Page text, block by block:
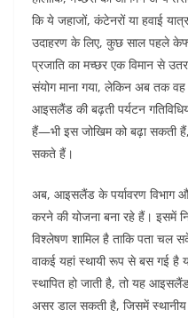
कि ये जहाजों, कंटेनरों या हवाई
उदाहरण के लिए, कुछ साल पहले
प्रजाति का मच्छर एक विमान से
संयोग माना गया, लेकिन अब तक
आइसलैंड की बढ़ती पर्यटन
हैं—भी इस जोखिम को बढ़ा सकती
सकते हैं।
अब, आइसलैंड के पर्यावरण विभाग
करने की योजना बना रहे हैं। इसमें
विश्लेषण शामिल है ताकि पता चल
वाकई यहां स्थायी रूप से बस गई है
स्थापित हो जाती है, तो यह
असर डाल सकती है, जिसमें स्थानीय